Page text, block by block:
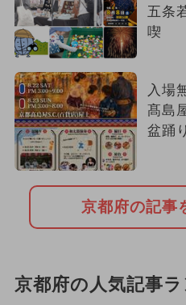
五条
喫
入場
髙島
盆踊
京都府の記事
京都府の人気記事